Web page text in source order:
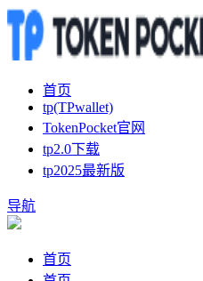
首页
tp(TPwallet)
TokenPocket官网
tp2.0下载
tp2025最新版
导航
首页